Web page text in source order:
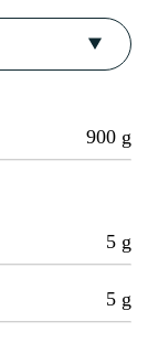
900 g
5 g
5 g